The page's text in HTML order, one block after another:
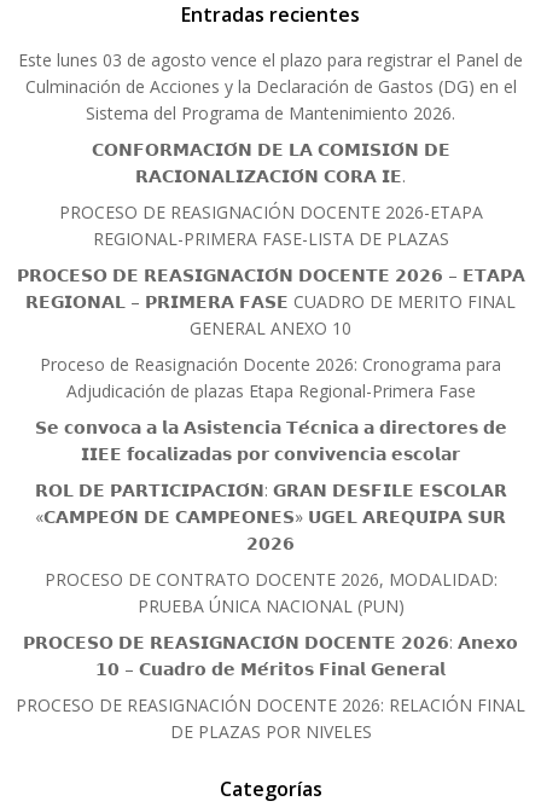
Entradas recientes
Este lunes 03 de agosto vence el plazo para registrar el Panel de
Culminación de Acciones y la Declaración de Gastos (DG) en el
Sistema del Programa de Mantenimiento 2026.
𝗖𝗢𝗡𝗙𝗢𝗥𝗠𝗔𝗖𝗜𝗢́𝗡 𝗗𝗘 𝗟𝗔 𝗖𝗢𝗠𝗜𝗦𝗜𝗢́𝗡 𝗗𝗘
𝗥𝗔𝗖𝗜𝗢𝗡𝗔𝗟𝗜𝗭𝗔𝗖𝗜𝗢́𝗡 𝗖𝗢𝗥𝗔 𝗜𝗘.
PROCESO DE REASIGNACIÓN DOCENTE 2026-ETAPA
REGIONAL-PRIMERA FASE-LISTA DE PLAZAS
𝗣𝗥𝗢𝗖𝗘𝗦𝗢 𝗗𝗘 𝗥𝗘𝗔𝗦𝗜𝗚𝗡𝗔𝗖𝗜𝗢́𝗡 𝗗𝗢𝗖𝗘𝗡𝗧𝗘 𝟮𝟬𝟮𝟲 – 𝗘𝗧𝗔𝗣𝗔
𝗥𝗘𝗚𝗜𝗢𝗡𝗔𝗟 – 𝗣𝗥𝗜𝗠𝗘𝗥𝗔 𝗙𝗔𝗦𝗘 CUADRO DE MERITO FINAL
GENERAL ANEXO 10
Proceso de Reasignación Docente 2026: Cronograma para
Adjudicación de plazas Etapa Regional-Primera Fase
𝗦𝗲 𝗰𝗼𝗻𝘃𝗼𝗰𝗮 𝗮 𝗹𝗮 𝗔𝘀𝗶𝘀𝘁𝗲𝗻𝗰𝗶𝗮 𝗧𝗲́𝗰𝗻𝗶𝗰𝗮 𝗮 𝗱𝗶𝗿𝗲𝗰𝘁𝗼𝗿𝗲𝘀 𝗱𝗲
𝗜𝗜𝗘𝗘 𝗳𝗼𝗰𝗮𝗹𝗶𝘇𝗮𝗱𝗮𝘀 𝗽𝗼𝗿 𝗰𝗼𝗻𝘃𝗶𝘃𝗲𝗻𝗰𝗶𝗮 𝗲𝘀𝗰𝗼𝗹𝗮𝗿
𝗥𝗢𝗟 𝗗𝗘 𝗣𝗔𝗥𝗧𝗜𝗖𝗜𝗣𝗔𝗖𝗜𝗢́𝗡: 𝗚𝗥𝗔𝗡 𝗗𝗘𝗦𝗙𝗜𝗟𝗘 𝗘𝗦𝗖𝗢𝗟𝗔𝗥
«𝗖𝗔𝗠𝗣𝗘𝗢́𝗡 𝗗𝗘 𝗖𝗔𝗠𝗣𝗘𝗢𝗡𝗘𝗦» 𝗨𝗚𝗘𝗟 𝗔𝗥𝗘𝗤𝗨𝗜𝗣𝗔 𝗦𝗨𝗥
𝟮𝟬𝟮𝟲
PROCESO DE CONTRATO DOCENTE 2026, MODALIDAD:
PRUEBA ÚNICA NACIONAL (PUN)
𝗣𝗥𝗢𝗖𝗘𝗦𝗢 𝗗𝗘 𝗥𝗘𝗔𝗦𝗜𝗚𝗡𝗔𝗖𝗜𝗢́𝗡 𝗗𝗢𝗖𝗘𝗡𝗧𝗘 𝟮𝟬𝟮𝟲: 𝗔𝗻𝗲𝘅𝗼
𝟭𝟬 – 𝗖𝘂𝗮𝗱𝗿𝗼 𝗱𝗲 𝗠𝗲́𝗿𝗶𝘁𝗼𝘀 𝗙𝗶𝗻𝗮𝗹 𝗚𝗲𝗻𝗲𝗿𝗮𝗹
PROCESO DE REASIGNACIÓN DOCENTE 2026: RELACIÓN FINAL
DE PLAZAS POR NIVELES
Categorías